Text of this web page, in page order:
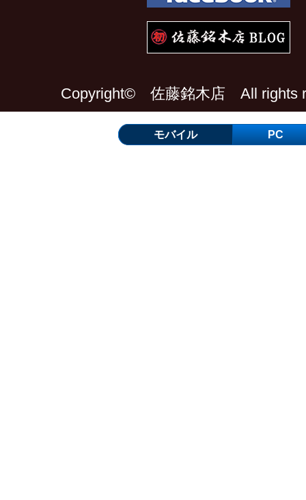
Copyright© 佐藤銘木店 All rights
モバイル PC